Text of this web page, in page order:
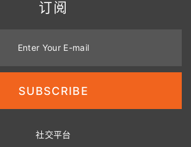
订阅
Enter Your E-mail
SUBSCRIBE
社交平台